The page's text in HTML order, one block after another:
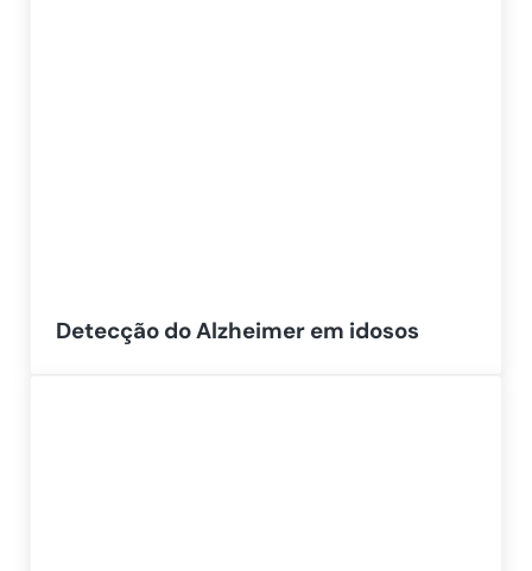
Detecção do Alzheimer em idosos